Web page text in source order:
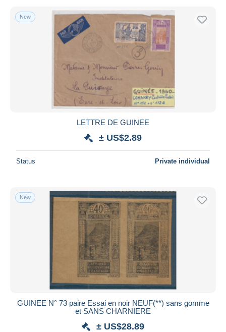
New
LETTRE DE GUINEE
± US$2.89
Status Private individual
New
GUINEE N° 73 paire Essai en noir NEUF(**) sans gomme
et SANS CHARNIERE
± US$28.89